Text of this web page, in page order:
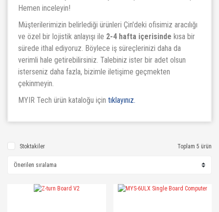
Hemen inceleyin!
Müşterilerimizin belirlediği ürünleri Çin'deki ofisimiz aracılığı
ve özel bir lojistik anlayışı ile 2-4 hafta içerisinde kısa bir
sürede ithal ediyoruz. Böylece iş süreçlerinizi daha da
verimli hale getirebilirsiniz. Talebiniz ister bir adet olsun
isterseniz daha fazla, bizimle iletişime geçmekten
çekinmeyin.
MYIR Tech ürün kataloğu için tıklayınız.
Stoktakiler Toplam 5 ürün